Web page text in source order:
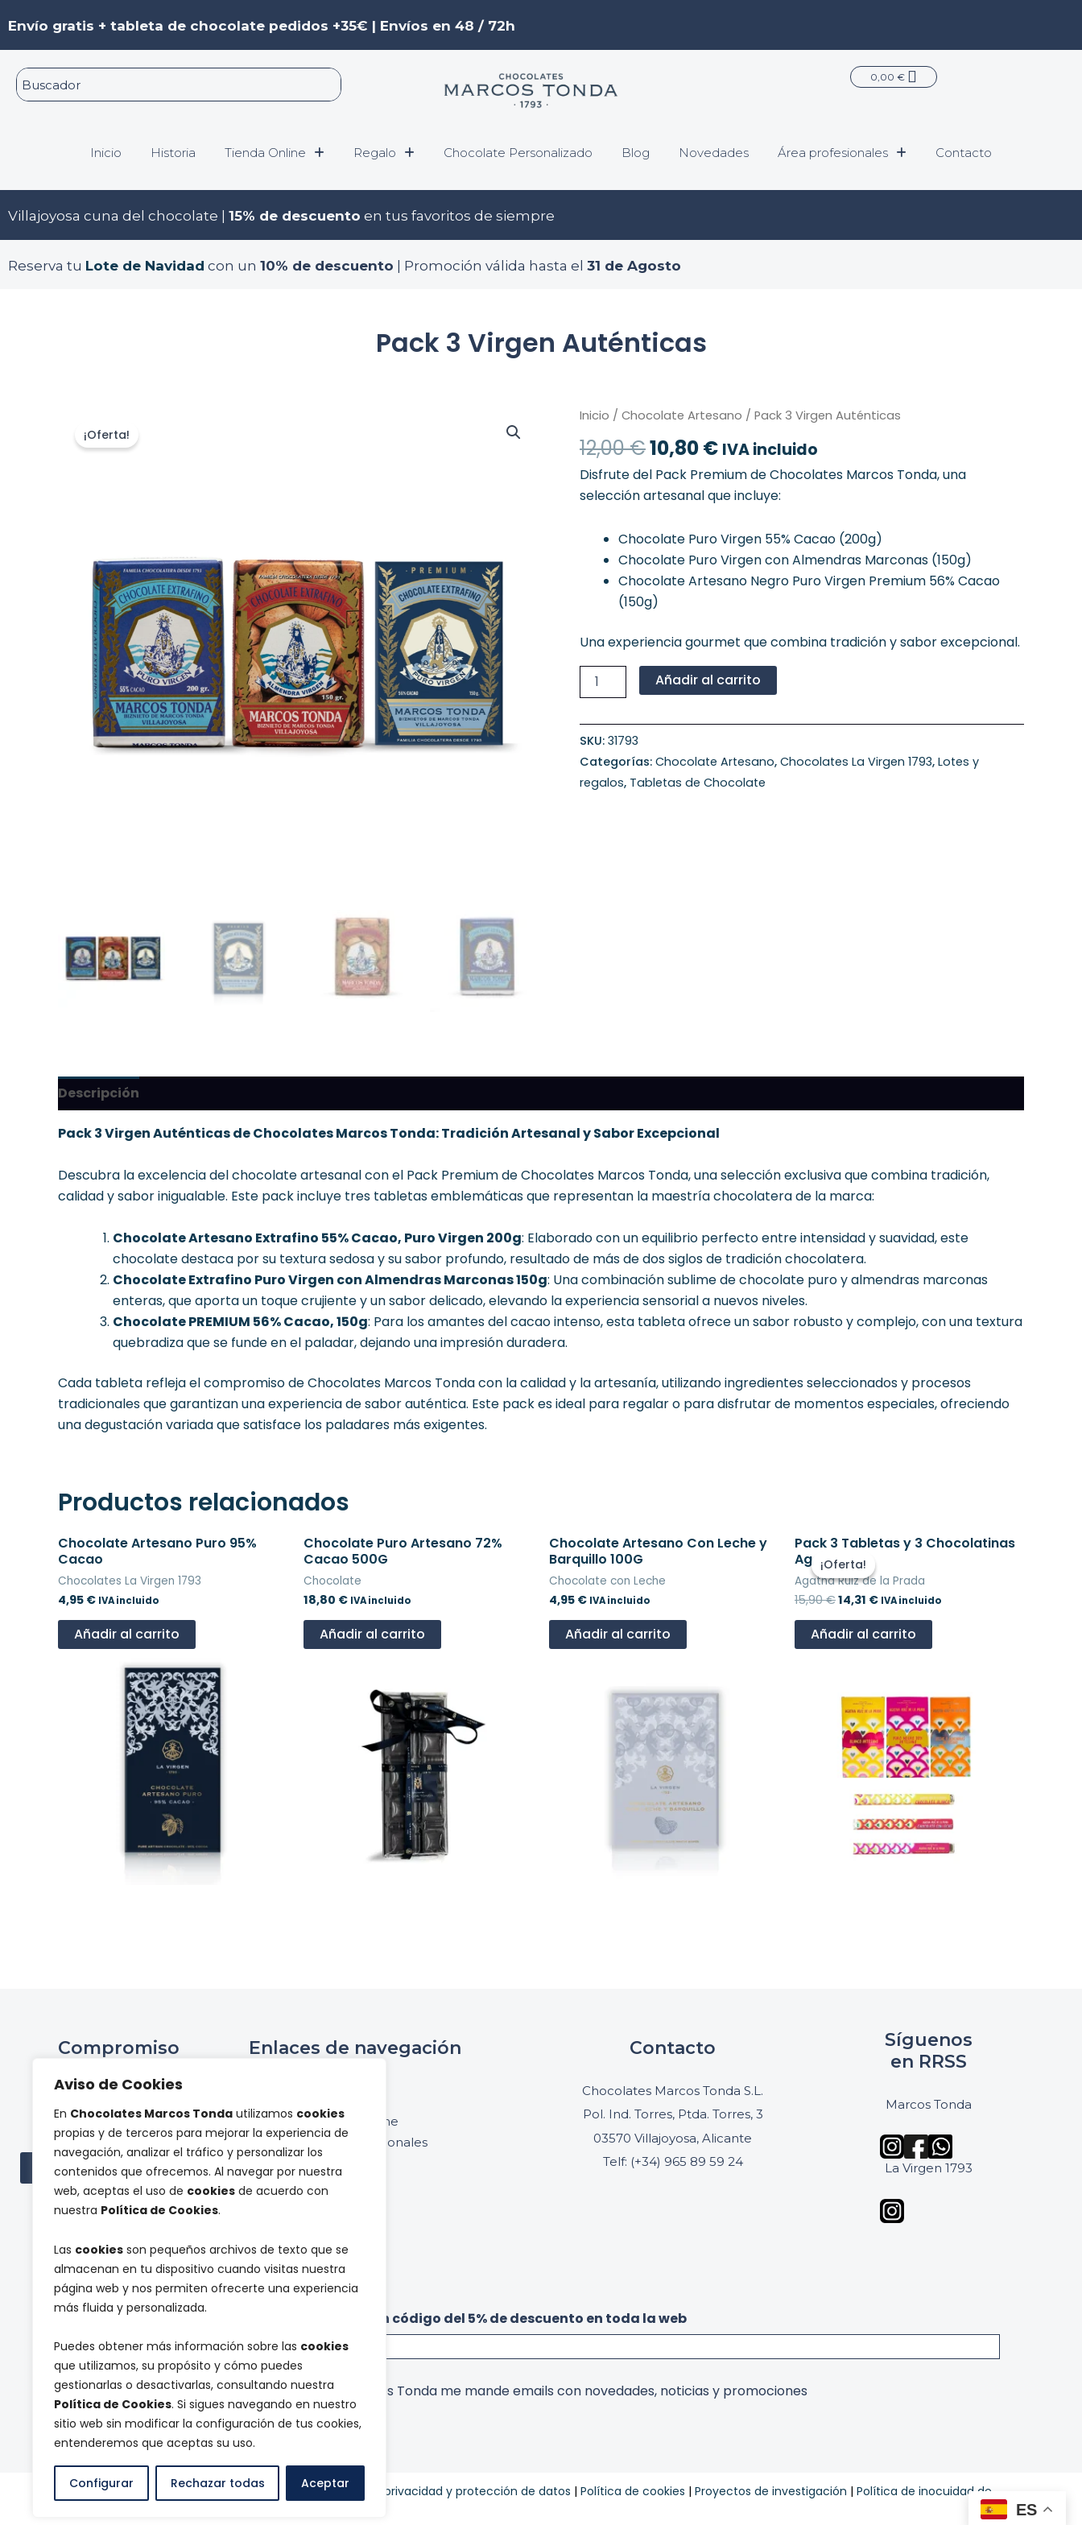
Aviso de Cookies
En Chocolates Marcos Tonda utilizamos cookies
propias y de terceros para mejorar la experiencia de
navegación, analizar el tráfico y personalizar los
contenidos que ofrecemos. Al navegar por nuestra
web, aceptas el uso de cookies de acuerdo con
nuestra Política de Cookies.
Las cookies son pequeños archivos de texto que se
almacenan en tu dispositivo cuando visitas nuestra
página web y nos permiten ofrecerte una experiencia
más fluida y personalizada.
Puedes obtener más información sobre las cookies
que utilizamos, su propósito y cómo puedes
gestionarlas o desactivarlas, consultando nuestra
Política de Cookies. Si sigues navegando en nuestro
sitio web sin modificar la configuración de tus cookies,
entenderemos que aceptas su uso.
Configurar Rechazar todas Aceptar
al
contenido
Envío gratis + tableta de chocolate pedidos +35€ | Envíos en 48 / 72h
0,00 € Carrito
Inicio Historia Tienda Online Regalo Chocolate Personalizado Blog Novedades Área profesionales Contacto
Villajoyosa cuna del chocolate | 15% de descuento en tus favoritos de siempre
Reserva tu Lote de Navidad con un 10% de descuento | Promoción válida hasta el 31 de Agosto
Pack 3 Virgen Auténticas
¡Oferta!
Inicio / Chocolate Artesano / Pack 3 Virgen Auténticas
12,00€
El
precio
original
era:
12,00 €.
10,80€
El
precio
actual
es:
10,80 €.
IVA incluido
Disfrute del Pack Premium de Chocolates Marcos Tonda, una
selección artesanal que incluye:
Chocolate Puro Virgen 55% Cacao (200g)
Chocolate Puro Virgen con Almendras Marconas (150g)
Chocolate Artesano Negro Puro Virgen Premium 56% Cacao
(150g)
Una experiencia gourmet que combina tradición y sabor excepcional.
Pack
Virgen
Auténticas
cantidad
Añadir al carrito
SKU: 31793
Categorías: Chocolate Artesano, Chocolates La Virgen 1793, Lotes y
regalos, Tabletas de Chocolate
Descripción
Pack 3 Virgen Auténticas de Chocolates Marcos Tonda: Tradición Artesanal y Sabor Excepcional
Descubra la excelencia del chocolate artesanal con el Pack Premium de Chocolates Marcos Tonda, una selección exclusiva que combina tradición,
calidad y sabor inigualable. Este pack incluye tres tabletas emblemáticas que representan la maestría chocolatera de la marca:
Chocolate Artesano Extrafino 55% Cacao, Puro Virgen 200g: Elaborado con un equilibrio perfecto entre intensidad y suavidad, este
chocolate destaca por su textura sedosa y su sabor profundo, resultado de más de dos siglos de tradición chocolatera.
Chocolate Extrafino Puro Virgen con Almendras Marconas 150g: Una combinación sublime de chocolate puro y almendras marconas
enteras, que aporta un toque crujiente y un sabor delicado, elevando la experiencia sensorial a nuevos niveles.
Chocolate PREMIUM 56% Cacao, 150g: Para los amantes del cacao intenso, esta tableta ofrece un sabor robusto y complejo, con una textura
quebradiza que se funde en el paladar, dejando una impresión duradera.
Cada tableta refleja el compromiso de Chocolates Marcos Tonda con la calidad y la artesanía, utilizando ingredientes seleccionados y procesos
tradicionales que garantizan una experiencia de sabor auténtica. Este pack es ideal para regalar o para disfrutar de momentos especiales, ofreciendo
una degustación variada que satisface los paladares más exigentes.
Productos relacionados
Chocolate Artesano Puro 95%
Cacao
Chocolates La Virgen 1793
4,95 € IVA incluido
Añadir al carrito
Chocolate Puro Artesano 72%
Cacao 500G
Chocolate
18,80 € IVA incluido
Añadir al carrito
Chocolate Artesano Con Leche y
Barquillo 100G
Chocolate con Leche
4,95 € IVA incluido
Añadir al carrito
¡Oferta!
¡Oferta!
Pack 3 Tabletas y 3 Chocolatinas
Agatha
Agatha Ruiz de la Prada
15,90€
El
original
era:
15,90 €.
14,31 €
El
precio
es:
14,31 €.
IVA incluido
Añadir al carrito
Compromiso
Proyectos de
investigación
Ver todas las subvenciones
Enlaces de navegación
Tienda online
Panel de profesionales
Contacto
Chocolates Marcos Tonda S.L.
Pol. Ind. Torres, Ptda. Torres, 3
03570 Villajoyosa, Alicante
Telf: (+34) 965 89 59 24
Síguenos
en RRSS
Marcos Tonda
La Virgen 1793
Suscríbete a nuestra newsletter y recibe un código del 5% de descuento en toda la web
d
e
s
c
u
n
t
o
r
e
c
i
b
t
o
d
T
e
r
m
i
n
o
s
Acepto que la empresa Chocolates Marcos Tonda me mande emails con novedades, noticias y promociones
Enviar
© Chocolates Marcos Tonda|Aviso legal|Política de privacidad y protección de datos | Política de cookies | Proyectos de investigación | Política de inocuidad de
ES